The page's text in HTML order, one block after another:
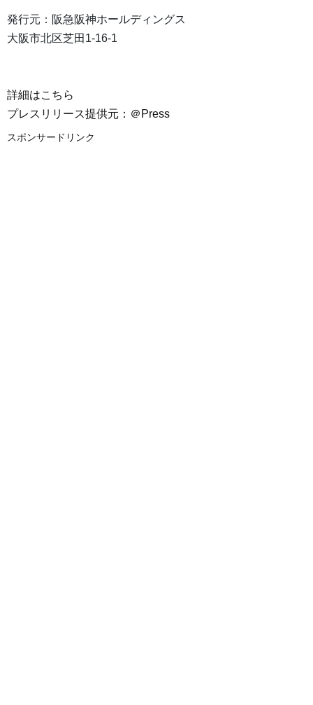
発行元：阪急阪神ホールディングス
大阪市北区芝田1-16-1
詳細はこちら
プレスリリース提供元：＠Press
スポンサードリンク